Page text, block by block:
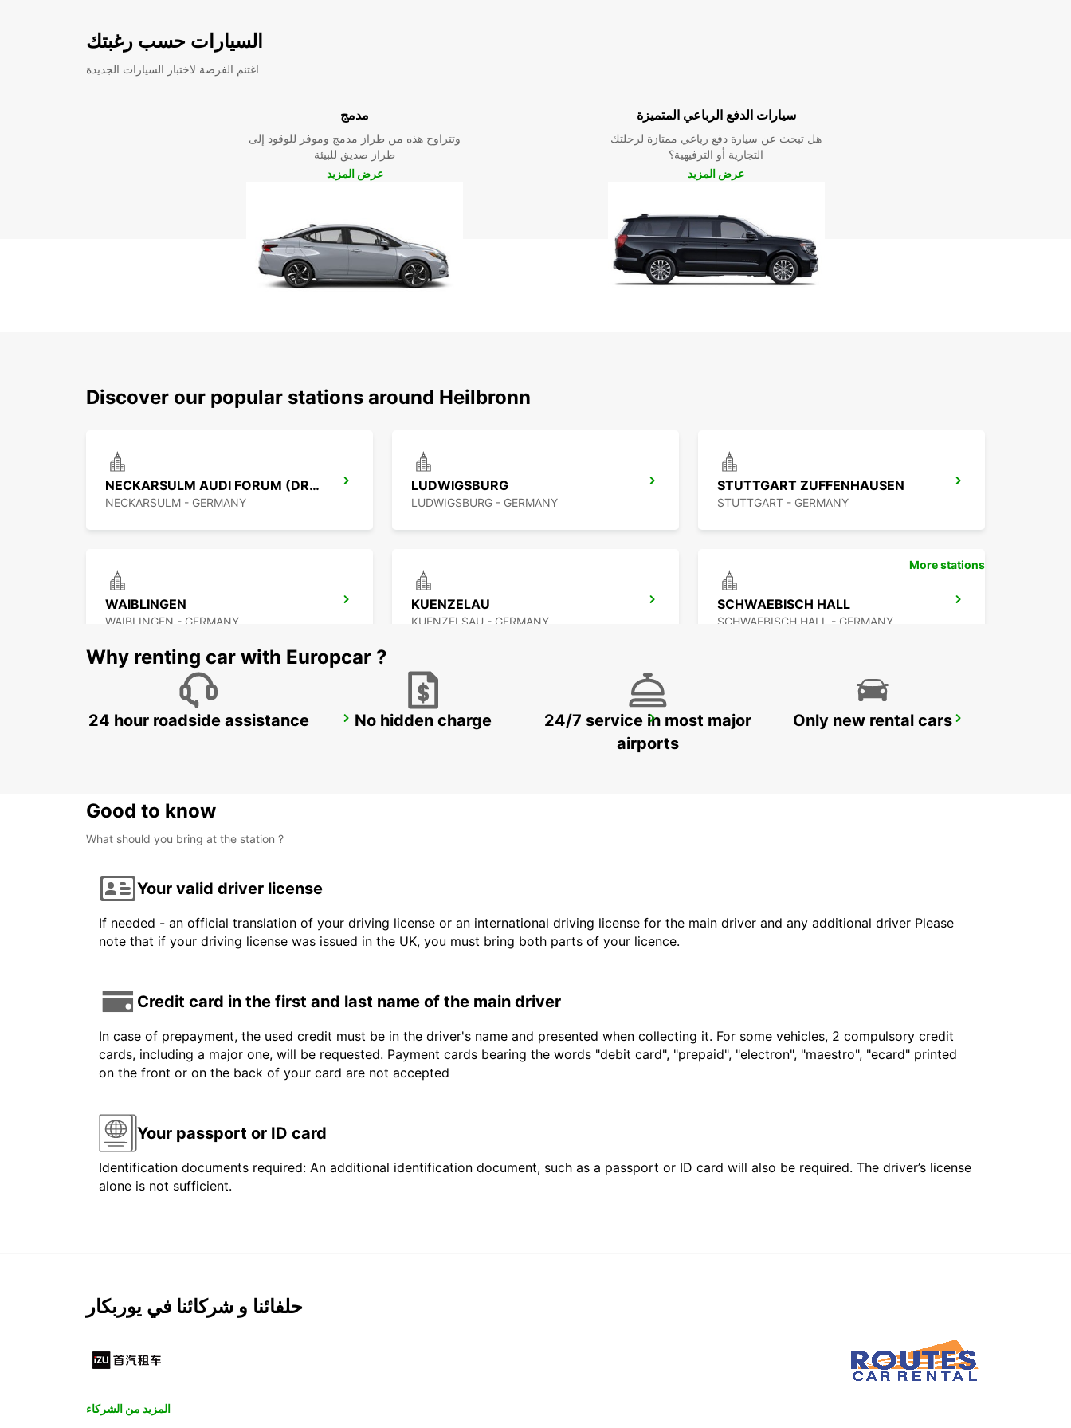
السيارات حسب رغبتك
اغتنم الفرصة لاختبار السيارات الجديدة
مدمج
وتتراوح هذه من طراز مدمج وموفر للوقود إلى
طراز صديق للبيئة
عرض المزيد
سيارات الدفع الرباعي المتميزة
هل تبحث عن سيارة دفع رباعي ممتازة لرحلتك
التجارية أو الترفيهية؟
عرض المزيد
Discover our popular stations around Heilbronn
NECKARSULM AUDI FORUM (DROP-OFF ONLY)
NECKARSULM - GERMANY
LUDWIGSBURG
LUDWIGSBURG - GERMANY
STUTTGART ZUFFENHAUSEN
STUTTGART - GERMANY
WAIBLINGEN
WAIBLINGEN - GERMANY
KUENZELAU
KUENZELSAU - GERMANY
SCHWAEBISCH HALL
SCHWAEBISCH HALL - GERMANY
STUTTGART MAIN STATION STUTTGART CITY BRUCHSAL
More stations
Why renting car with Europcar ?
24 hour roadside assistance No hidden charge
24/7 service in most major
airports
Only new rental cars
Good to know
What should you bring at the station ?
Your valid driver license
If needed - an official translation of your driving license or an international driving license for the main driver and any additional driver Please
note that if your driving license was issued in the UK, you must bring both parts of your licence.
Credit card in the first and last name of the main driver
In case of prepayment, the used credit must be in the driver's name and presented when collecting it. For some vehicles, 2 compulsory credit
cards, including a major one, will be requested. Payment cards bearing the words "debit card", "prepaid", "electron", "maestro", "ecard" printed
on the front or on the back of your card are not accepted
Your passport or ID card
Identification documents required: An additional identification document, such as a passport or ID card will also be required. The driver’s license
alone is not sufficient.
حلفائنا و شركائنا في يوربكار
المزيد من الشركاء